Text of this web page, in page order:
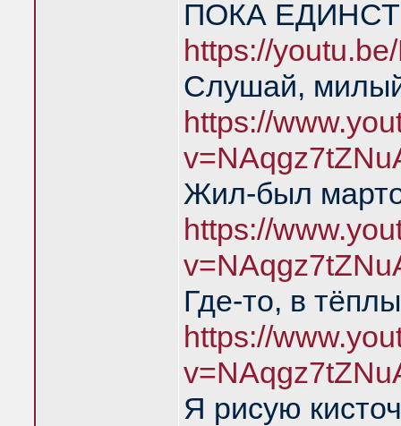
ПОКА
https://
Слушай,
https://
Жил-был
https://
Где-то, в
https://
Я рисую